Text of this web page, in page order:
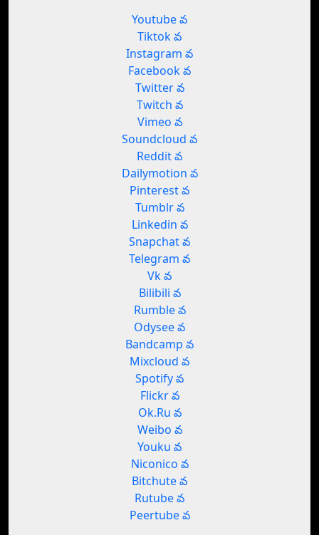
Youtube వ
Tiktok వ
Instagram వ
Facebook వ
Twitter వ
Twitch వ
Vimeo వ
Soundcloud వ
Reddit వ
Dailymotion వ
Pinterest వ
Tumblr వ
Linkedin వ
Snapchat వ
Telegram వ
Vk వ
Bilibili వ
Rumble వ
Odysee వ
Bandcamp వ
Mixcloud వ
Spotify వ
Flickr వ
Ok.Ru వ
Weibo వ
Youku వ
Niconico వ
Bitchute వ
Rutube వ
Peertube వ